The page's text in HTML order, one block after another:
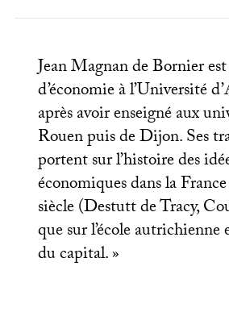
Jean Magnan de Bornier
d’économie à l’Université
après avoir enseigné aux
Rouen puis de Dijon. Ses
portent sur l’histoire des
économiques dans la
siècle (Destutt de Tracy,
que sur l’école
du capital.»